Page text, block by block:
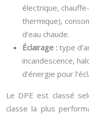
électrique,
thermique),
d’eau chaude.
Éclairage : type
incandescence,
d’énergie pour
Le DPE est classé
classe la plus